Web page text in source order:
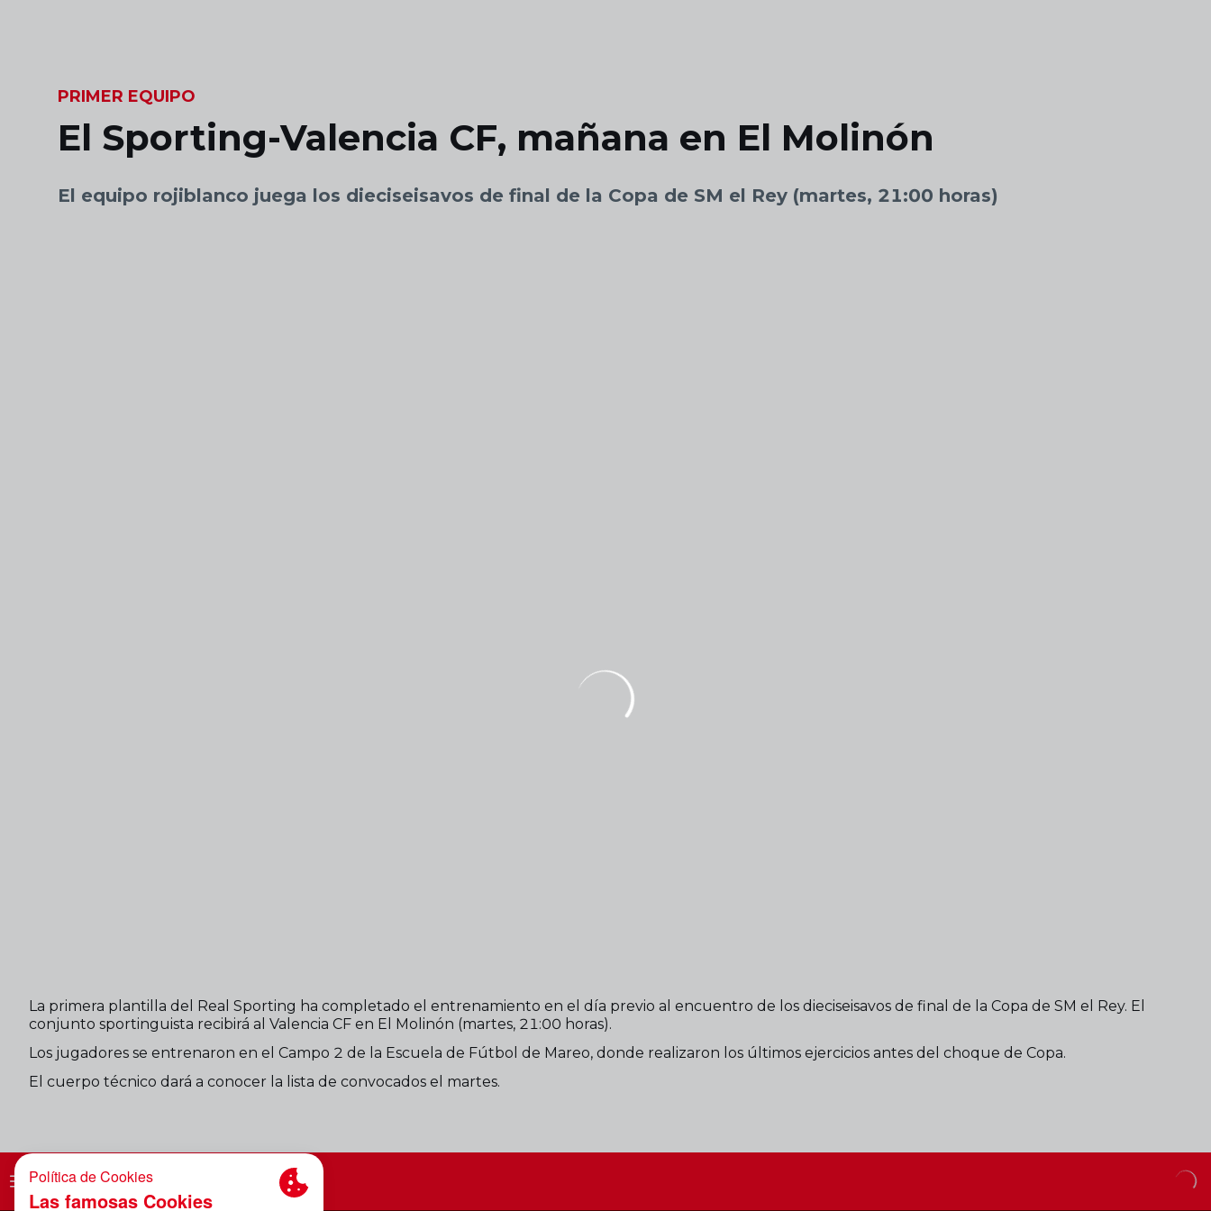
PRIMER EQUIPO
El Sporting-Valencia CF, mañana en El Molinón
El equipo rojiblanco juega los dieciseisavos de final de la Copa de SM el Rey (martes, 21:00 horas)
La primera plantilla del Real Sporting ha completado el entrenamiento en el día previo al encuentro de los dieciseisavos de final de la Copa de SM el Rey. El
conjunto sportinguista recibirá al Valencia CF en El Molinón (martes, 21:00 horas).
Los jugadores se entrenaron en el Campo 2 de la Escuela de Fútbol de Mareo, donde realizaron los últimos ejercicios antes del choque de Copa.
El cuerpo técnico dará a conocer la lista de convocados el martes.